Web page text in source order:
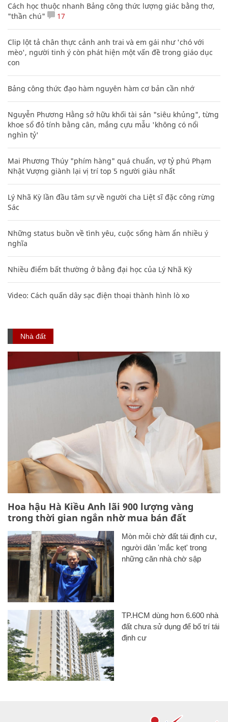
Cách học thuộc nhanh Bảng công thức lượng giác bằng thơ,
"thần chú"
17
Clip lột tả chân thực cảnh anh trai và em gái như 'chó với
mèo', người tinh ý còn phát hiện một vấn đề trong giáo dục
con
Bảng công thức đạo hàm nguyên hàm cơ bản cần nhớ
Nguyễn Phương Hằng sở hữu khối tài sản "siêu khủng", từng
khoe sổ đỏ tính bằng cân, mắng cựu mẫu 'không có nổi
nghìn tỷ'
Mai Phương Thúy "phím hàng" quá chuẩn, vợ tỷ phú Phạm
Nhật Vượng giành lại vị trí top 5 người giàu nhất
Lý Nhã Kỳ lần đầu tâm sự về người cha Liệt sĩ đặc công rừng
Sác
Những status buồn về tình yêu, cuộc sống hàm ẩn nhiều ý
nghĩa
Nhiều điểm bất thường ở bằng đại học của Lý Nhã Kỳ
Video: Cách quấn dây sạc điện thoại thành hình lò xo
Nhà đất
Hoa hậu Hà Kiều Anh lãi 900 lượng vàng
trong thời gian ngắn nhờ mua bán đất
Mòn mỏi chờ đất tái định cư,
người dân 'mắc kẹt' trong
những căn nhà chờ sập
TP.HCM dùng hơn 6.600 nhà
đất chưa sử dụng để bố trí tái
định cư